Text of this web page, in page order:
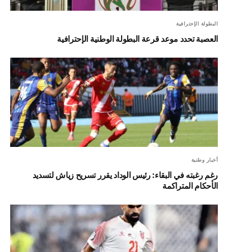
البطولة الإحترافية
العصبة تحدد موعد قرعة البطولة الوطنية الإحترافية
أخبار وطنية
رغم رغبته في البقاء: رئيس الوداد يقرر تسريح زياش لتسديد
الأحكام المتراكمة